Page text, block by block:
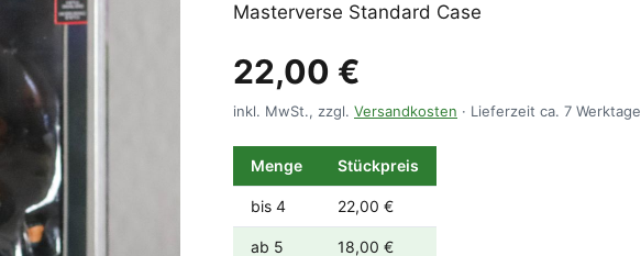
Masterverse Standard Case
22,00 €
inkl. MwSt., zzgl. Versandkosten · Lieferzeit ca. 7 Werktage
Menge Stückpreis
bis 4 22,00 €
ab 5 18,00 €